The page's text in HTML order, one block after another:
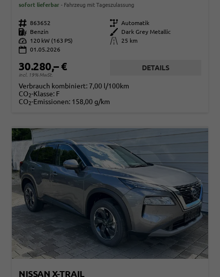
sofort lieferbar Fahrzeug mit Tageszulassung
Fahrzeugnr. 863652 Getriebe Automatik
Kraftstoff
Benzin Außenfarbe
Dark Grey Metallic
Leistung
120 kW (163 PS) Kilometerstand
25 km
01.05.2026
30.280,– €
incl. 19% MwSt.
DETAILS
Verbrauch kombiniert: 7,00 l/100km
CO2-Klasse: F
CO2-Emissionen: 158,00 g/km
NISSAN X-TRAIL